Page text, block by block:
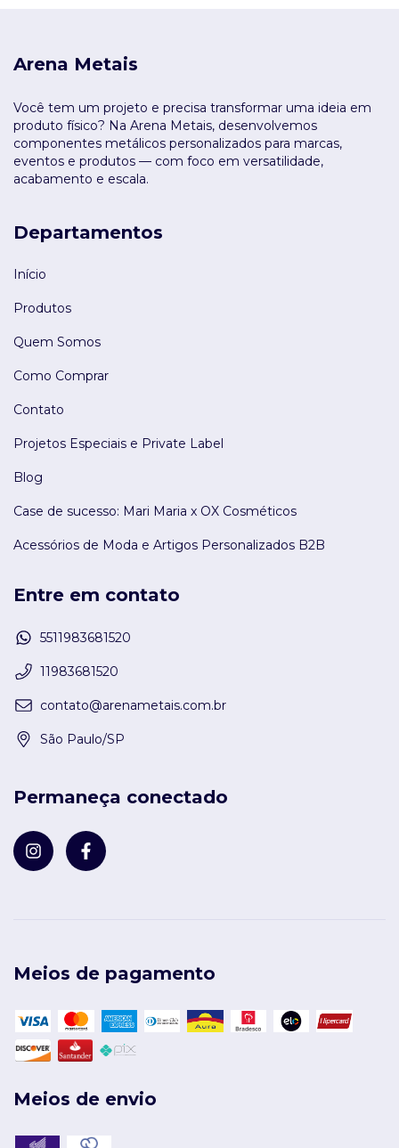
Arena Metais
Você tem um projeto e precisa transformar uma ideia em
produto físico? Na Arena Metais, desenvolvemos
componentes metálicos personalizados para marcas,
eventos e produtos — com foco em versatilidade,
acabamento e escala.
Departamentos
Início
Produtos
Quem Somos
Como Comprar
Contato
Projetos Especiais e Private Label
Blog
Case de sucesso: Mari Maria x OX Cosméticos
Acessórios de Moda e Artigos Personalizados B2B
Entre em contato
5511983681520
11983681520
contato@arenametais.com.br
São Paulo/SP
Permaneça conectado
Meios de pagamento
Meios de envio